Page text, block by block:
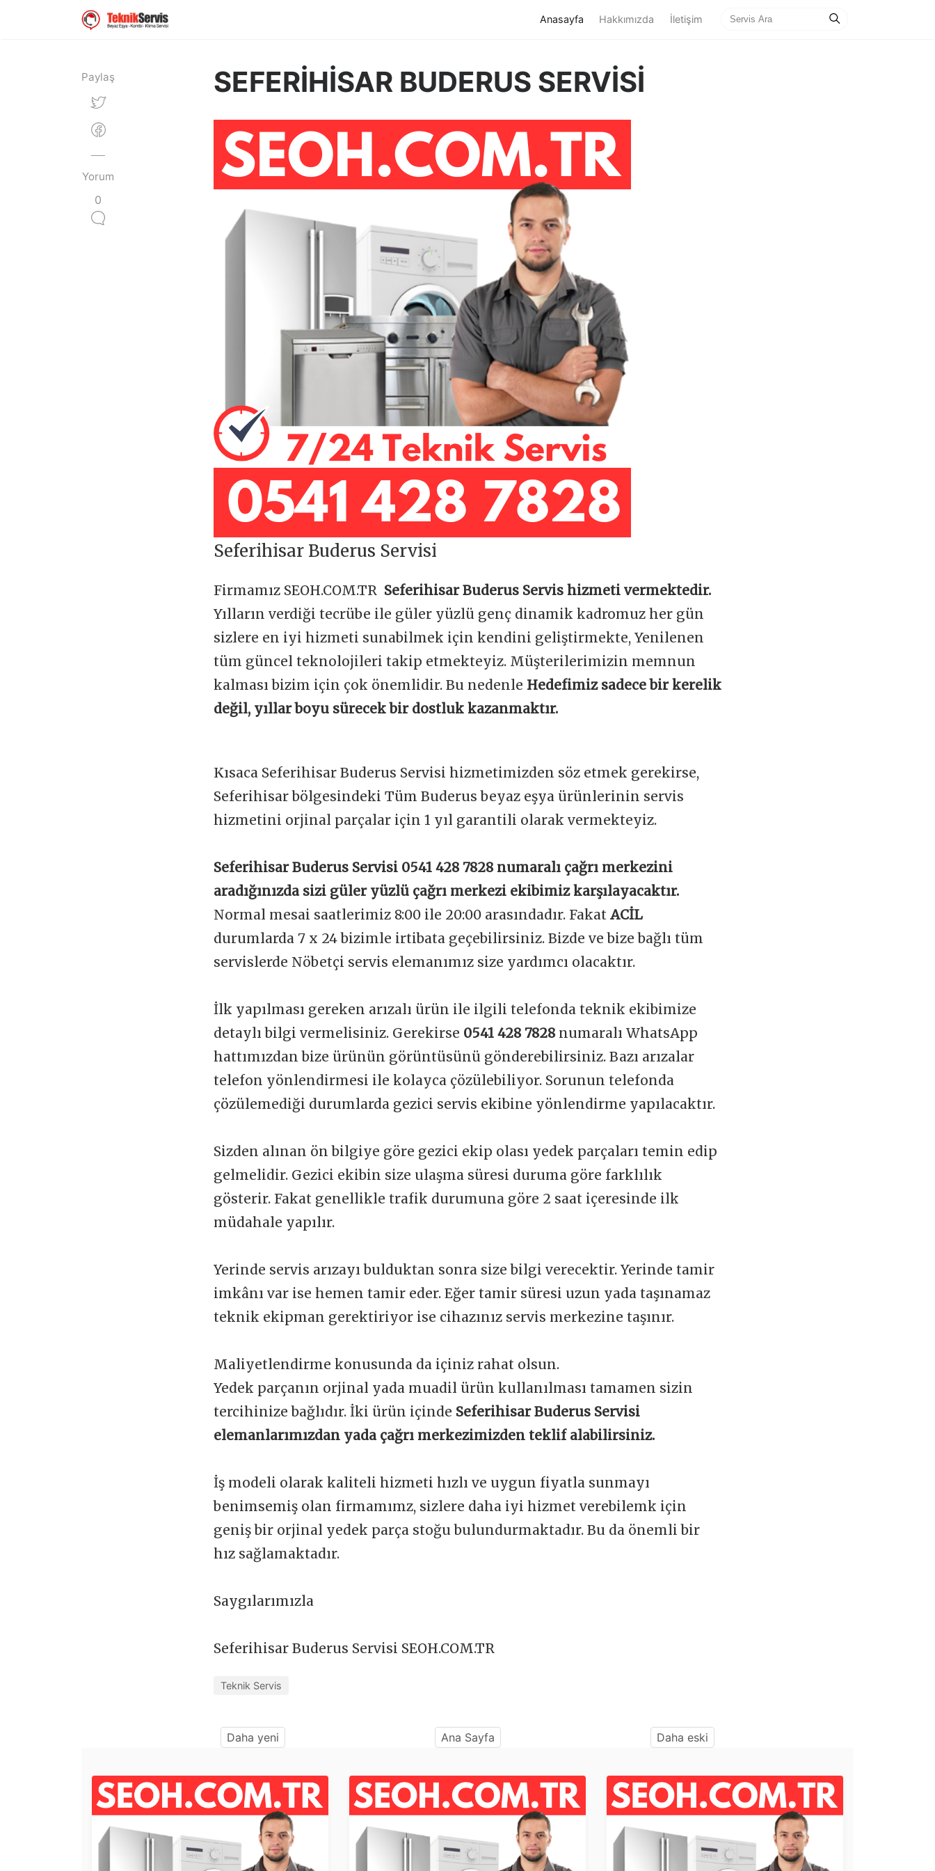
Anasayfa (current)
Hakkımızda İletişim
Paylaş
Yorum
0
SEFERİHİSAR BUDERUS SERVİSİ
Seferihisar Buderus Servisi
Firmamız SEOH.COM.TR Seferihisar Buderus Servis hizmeti vermektedir.
Yılların verdiği tecrübe ile güler yüzlü genç dinamik kadromuz her gün
sizlere en iyi hizmeti sunabilmek için kendini geliştirmekte, Yenilenen
tüm güncel teknolojileri takip etmekteyiz. Müşterilerimizin memnun
kalması bizim için çok önemlidir. Bu nedenle Hedefimiz sadece bir kerelik
değil, yıllar boyu sürecek bir dostluk kazanmaktır.
Kısaca Seferihisar Buderus Servisi hizmetimizden söz etmek gerekirse,
Seferihisar bölgesindeki Tüm Buderus beyaz eşya ürünlerinin servis
hizmetini orjinal parçalar için 1 yıl garantili olarak vermekteyiz.
Seferihisar Buderus Servisi 0541 428 7828 numaralı çağrı merkezini
aradığınızda sizi güler yüzlü çağrı merkezi ekibimiz karşılayacaktır.
Normal mesai saatlerimiz 8:00 ile 20:00 arasındadır. Fakat ACİL
durumlarda 7 x 24 bizimle irtibata geçebilirsiniz. Bizde ve bize bağlı tüm
servislerde Nöbetçi servis elemanımız size yardımcı olacaktır.
İlk yapılması gereken arızalı ürün ile ilgili telefonda teknik ekibimize
detaylı bilgi vermelisiniz. Gerekirse 0541 428 7828 numaralı WhatsApp
hattımızdan bize ürünün görüntüsünü gönderebilirsiniz. Bazı arızalar
telefon yönlendirmesi ile kolayca çözülebiliyor. Sorunun telefonda
çözülemediği durumlarda gezici servis ekibine yönlendirme yapılacaktır.
Sizden alınan ön bilgiye göre gezici ekip olası yedek parçaları temin edip
gelmelidir. Gezici ekibin size ulaşma süresi duruma göre farklılık
gösterir. Fakat genellikle trafik durumuna göre 2 saat içeresinde ilk
müdahale yapılır.
Yerinde servis arızayı bulduktan sonra size bilgi verecektir. Yerinde tamir
imkânı var ise hemen tamir eder. Eğer tamir süresi uzun yada taşınamaz
teknik ekipman gerektiriyor ise cihazınız servis merkezine taşınır.
Maliyetlendirme konusunda da içiniz rahat olsun.
Yedek parçanın orjinal yada muadil ürün kullanılması tamamen sizin
tercihinize bağlıdır. İki ürün içinde Seferihisar Buderus Servisi
elemanlarımızdan yada çağrı merkezimizden teklif alabilirsiniz.
İş modeli olarak kaliteli hizmeti hızlı ve uygun fiyatla sunmayı
benimsemiş olan firmamımz, sizlere daha iyi hizmet verebilemk için
geniş bir orjinal yedek parça stoğu bulundurmaktadır. Bu da önemli bir
hız sağlamaktadır.
Saygılarımızla
Seferihisar Buderus Servisi SEOH.COM.TR
Teknik Servis
Daha yeni Ana Sayfa Daha eski